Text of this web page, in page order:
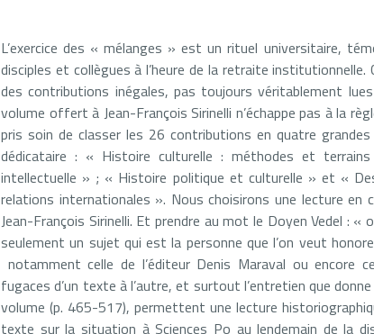
L’exercice des « mélanges » est un rituel universitaire,
disciples et collègues à l’heure de la retraite
des contributions inégales, pas toujours véritablement
volume offert à Jean-François Sirinelli n’échappe pas à la
pris soin de classer les 26 contributions en quatre
dédicataire : « Histoire culturelle : méthodes et
intellectuelle » ; « Histoire politique et culturelle » et «
relations internationales ». Nous choisirons une lecture en
Jean-François Sirinelli. Et prendre au mot le Doyen Vedel : «
seulement un sujet qui est la personne que l’on veut
notamment celle de l’éditeur Denis Maraval ou encore
fugaces d’un texte à l’autre, et surtout l’entretien que
volume (p. 465-517), permettent une lecture
texte sur la situation à Sciences Po au lendemain de la